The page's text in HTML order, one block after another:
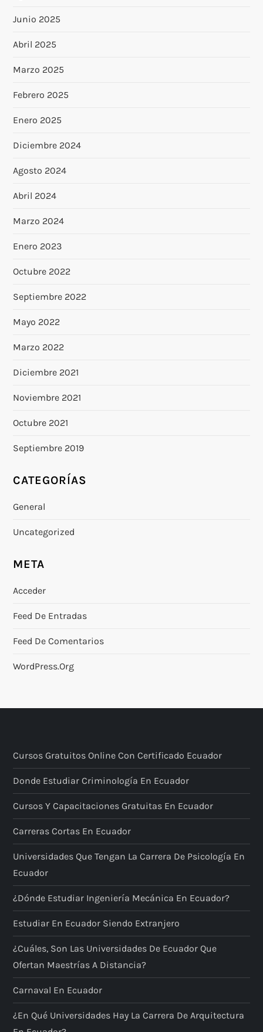
Junio 2025
Abril 2025
Marzo 2025
Febrero 2025
Enero 2025
Diciembre 2024
Agosto 2024
Abril 2024
Marzo 2024
Enero 2023
Octubre 2022
Septiembre 2022
Mayo 2022
Marzo 2022
Diciembre 2021
Noviembre 2021
Octubre 2021
Septiembre 2019
CATEGORÍAS
General
Uncategorized
META
Acceder
Feed De Entradas
Feed De Comentarios
WordPress.org
Cursos Gratuitos Online Con Certificado Ecuador
Donde Estudiar Criminología En Ecuador
Cursos Y Capacitaciones Gratuitas En Ecuador
Carreras Cortas En Ecuador
Universidades Que Tengan La Carrera De Psicología En
Ecuador
¿Dónde Estudiar Ingeniería Mecánica En Ecuador?
Estudiar En Ecuador Siendo Extranjero
¿Cuáles, Son Las Universidades De Ecuador Que
Ofertan Maestrías A Distancia?
Carnaval En Ecuador
¿En Qué Universidades Hay La Carrera De Arquitectura